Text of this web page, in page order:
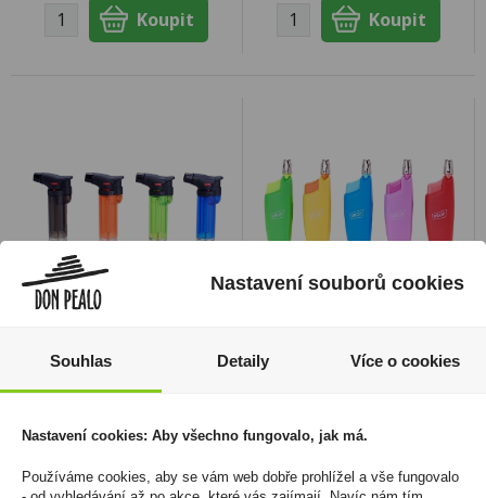
Torch Transparent
Cena za:balení (12 ks)
Skladem:
50 - 100 balení
Kingfish Trendy Colors
Skladem: 5 - 50 balení
Nastavení souborů cookies
Souhlas Detaily Více o cookies
Nastavení cookies: Aby všechno fungovalo, jak má.
Používáme cookies, aby se vám web dobře prohlížel a vše fungovalo